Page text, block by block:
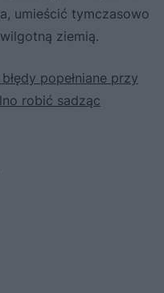
umieścić tymczasowo
ziemią.
popełniane przy
robić sadząc